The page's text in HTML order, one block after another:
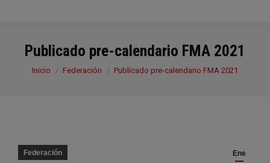
Publicado pre-calendario FMA 2021
Estás aquí:
Inicio Federación Publicado pre-calendario FMA 2021
Ene
Federación